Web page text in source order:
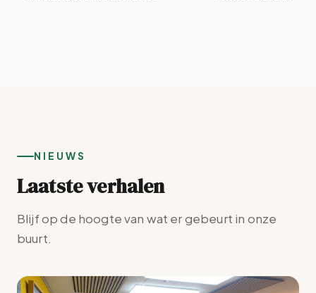
NIEUWS
Laatste verhalen
Blijf op de hoogte van wat er gebeurt in onze
buurt.